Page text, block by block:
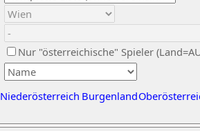
Nur "österreichische" Spieler
Niederösterreich Burgenland